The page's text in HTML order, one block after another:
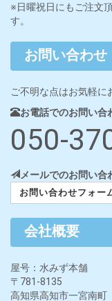
※日曜祝日にもご注文
す。
お問い合わせ
ご不明な点はお気軽に
お電話でのお問い合
050-
メールでのお問い合
お問い合わせフォー
会社概要
屋号：水みず本舗
〒781-8135
高知県高知市一宮南町